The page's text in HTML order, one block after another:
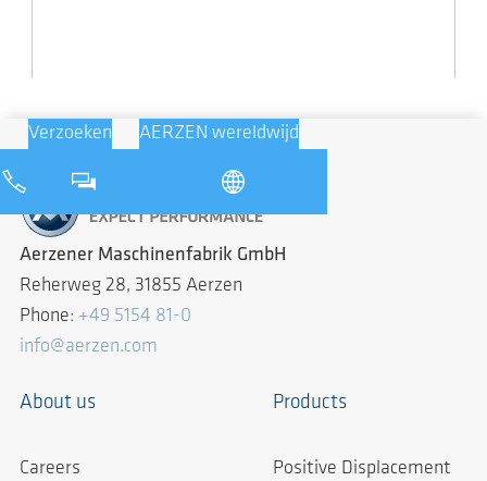
Verzoeken AERZEN wereldwijd
Aerzener Maschinenfabrik GmbH
Reherweg 28, 31855 Aerzen
Phone: +49 5154 81-0
info@aerzen.com
About us
Careers
Products
Positive Displacement